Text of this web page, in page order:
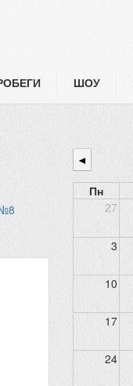
ШОУ
◄
Пн
27
3
10
17
24